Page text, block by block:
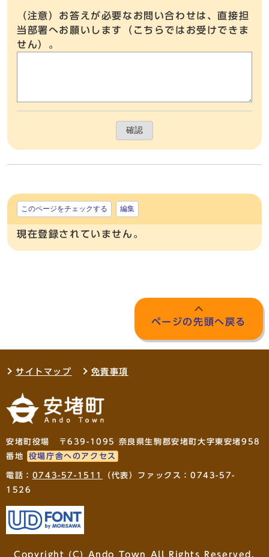
（注意）お答えが必要なお問い合わせは、直接担
当部署へお願いします（こちらではお受けできま
せん）。
確認
このページをチェックする 編集
現在登録されていません。
ページの先頭へ戻る
サイトマップ 免責事項
安堵町役場 〒639-1095 奈良県生駒郡安堵町大字東安堵958
番地
役場庁舎へのアクセス
電話： 0743-57-1511
（代表）ファックス：0743-57-
1526
Copyright (C) Ando Town All Rights Reserved.